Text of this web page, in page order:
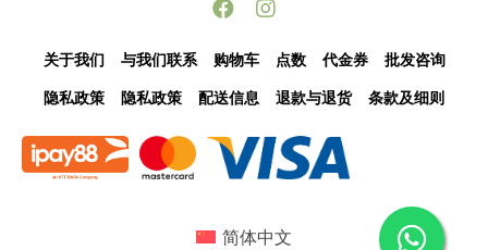
关于我们 与我们联系 购物车 点数 代金券 批发咨询
隐私政策 隐私政策 配送信息 退款与退货 条款及细则
简体中文